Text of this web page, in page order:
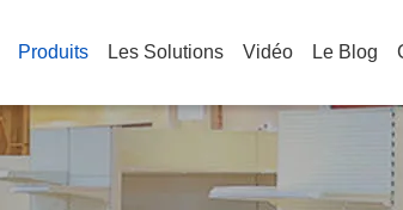
Produits Les Solutions Vidéo Le Blog